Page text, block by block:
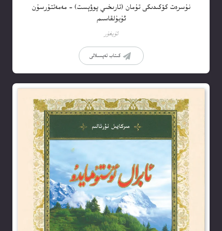
نۇسرەت كۆكىدىكى تۇمان (تارىخىي پوۋېست) – مەمەتتۇرسۇن
ئۇبۇلقاسىم
ئۇيغۇر
كىتاب تەپسىلاتى